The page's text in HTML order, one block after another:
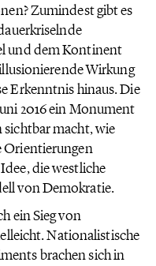
Zumindest gibt es
und dem Kontinent
Wirkung
Erkenntnis hinaus. Die
2016 ein Monument
sichtbar macht, wie
Orientierungen
die westliche
von Demokratie.
ein Sieg von
Nationalistische
brachen sich in